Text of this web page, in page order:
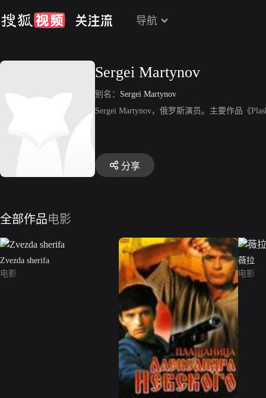
导航
Sergei Martynov
别名： Sergei Martynov
Sergei Martynov，俄罗斯演员。主要作品《
分享
全部作品电影
Zvezda sherifa
电影
薇拉
电影